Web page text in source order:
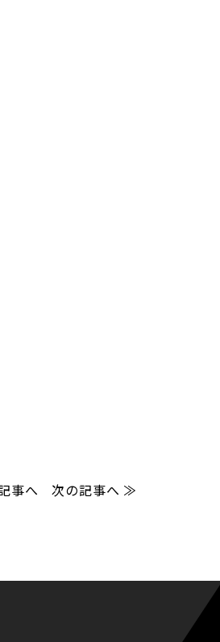
事へ 次の記事へ ≫